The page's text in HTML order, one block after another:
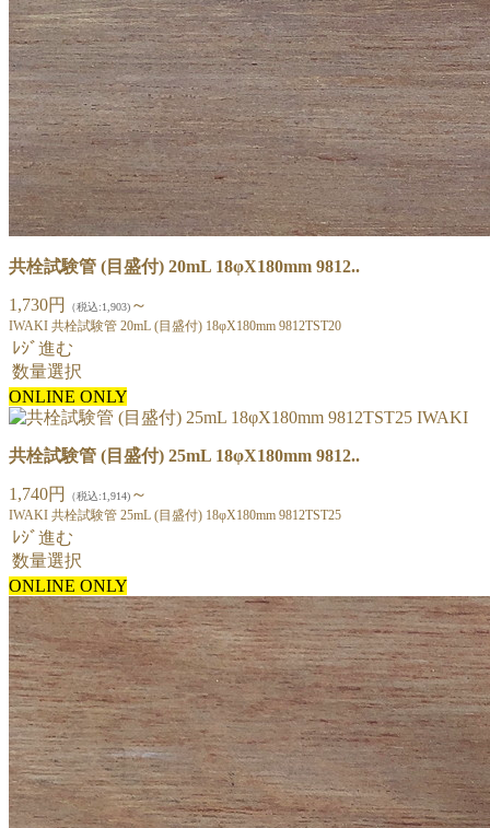
共栓試験管 (目盛付) 20mL 18φX180mm 9812..
1,730円 （税込:1,903) ～
IWAKI 共栓試験管 20mL (目盛付) 18φX180mm 9812TST20
ﾚｼﾞ進む
数量選択
ONLINE ONLY
共栓試験管 (目盛付) 25mL 18φX180mm 9812..
1,740円 （税込:1,914) ～
IWAKI 共栓試験管 25mL (目盛付) 18φX180mm 9812TST25
ﾚｼﾞ進む
数量選択
ONLINE ONLY